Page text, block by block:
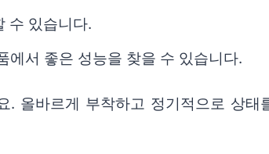
수 있습니다.
에서 좋은 성능을 찾을 수 있습니다.
올바르게 부착하고 정기적으로 상태